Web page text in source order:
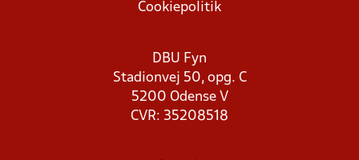
Cookiepolitik
DBU Fyn
Stadionvej 50, opg. C
5200 Odense V
CVR: 35208518